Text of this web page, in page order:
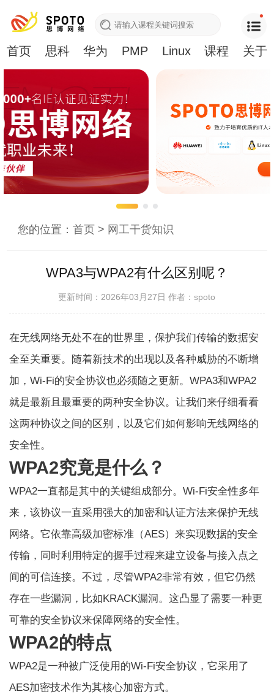
首页 思科 华为 PMP Linux 课程 关于
您的位置：首页 > 网工干货知识
WPA3与WPA2有什么区别呢？
更新时间：2026年03月27日作者：spoto
在无线网络无处不在的世界里，保护我们传输的数据安
全至关重要。随着新技术的出现以及各种威胁的不断增
加，Wi-Fi的安全协议也必须随之更新。WPA3和WPA2
就是最新且最重要的两种安全协议。让我们来仔细看看
这两种协议之间的区别，以及它们如何影响无线网络的
安全性。
WPA2究竟是什么？
WPA2一直都是其中的关键组成部分。Wi-Fi安全性多年
来，该协议一直采用强大的加密和认证方法来保护无线
网络。它依靠高级加密标准（AES）来实现数据的安全
传输，同时利用特定的握手过程来建立设备与接入点之
间的可信连接。不过，尽管WPA2非常有效，但它仍然
存在一些漏洞，比如KRACK漏洞。这凸显了需要一种更
可靠的安全协议来保障网络的安全性。
WPA2的特点
WPA2是一种被广泛使用的Wi-Fi安全协议，它采用了
AES加密技术作为其核心加密方式。